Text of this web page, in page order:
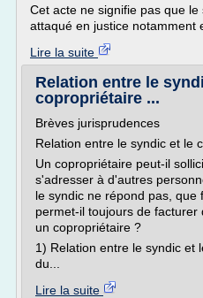
Cet acte ne signifie pas que
attaqué en justice notamment
Lire la suite
Relation entre le
copropriétaire ...
Brèves jurisprudences
Relation entre le syndic et le
Un copropriétaire peut-il
s'adresser à d'autres
le syndic ne répond pas, que
permet-il toujours de
un copropriétaire ?
1) Relation entre le syndic et
du...
Lire la suite